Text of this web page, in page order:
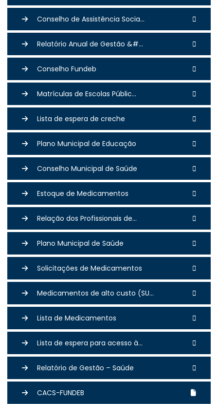
Conselho de Assistência Socia...
Relatório Anual de Gestão &#...
Conselho Fundeb
Matrículas de Escolas Públic...
Lista de espera de creche
Plano Municipal de Educação
Conselho Municipal de Saúde
Estoque de Medicamentos
Relação dos Profissionais de...
Plano Municipal de Saúde
Solicitações de Medicamentos
Medicamentos de alto custo (SU...
Lista de Medicamentos
Lista de espera para acesso à...
Relatório de Gestão – Saúde
CACS-FUNDEB